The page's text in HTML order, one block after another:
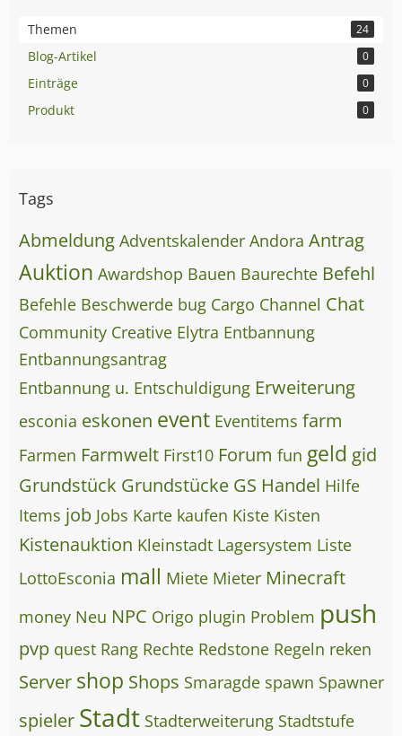
Themen 24
Blog-Artikel 0
Einträge 0
Produkt 0
Tags
Abmeldung Adventskalender Andora Antrag
Auktion Awardshop Bauen Baurechte Befehl
Befehle Beschwerde bug Cargo Channel Chat
Community Creative Elytra Entbannung
Entbannungsantrag
Entbannung u. Entschuldigung Erweiterung
esconia eskonen event Eventitems farm
Farmen Farmwelt First10 Forum fun geld gid
Grundstück Grundstücke GS Handel Hilfe
Items job Jobs Karte kaufen Kiste Kisten
Kistenauktion Kleinstadt Lagersystem Liste
LottoEsconia mall Miete Mieter Minecraft
money Neu NPC Origo plugin Problem push
pvp quest Rang Rechte Redstone Regeln reken
Server shop Shops Smaragde spawn Spawner
spieler Stadt Stadterweiterung Stadtstufe